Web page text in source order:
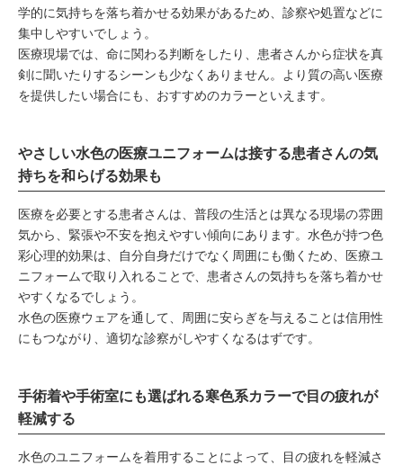
学的に気持ちを落ち着かせる効果があるため、診察や処置などに
集中しやすいでしょう。
医療現場では、命に関わる判断をしたり、患者さんから症状を真
剣に聞いたりするシーンも少なくありません。より質の高い医療
を提供したい場合にも、おすすめのカラーといえます。
やさしい水色の医療ユニフォームは接する患者さんの気
持ちを和らげる効果も
医療を必要とする患者さんは、普段の生活とは異なる現場の雰囲
気から、緊張や不安を抱えやすい傾向にあります。水色が持つ色
彩心理的効果は、自分自身だけでなく周囲にも働くため、医療ユ
ニフォームで取り入れることで、患者さんの気持ちを落ち着かせ
やすくなるでしょう。
水色の医療ウェアを通して、周囲に安らぎを与えることは信用性
にもつながり、適切な診察がしやすくなるはずです。
手術着や手術室にも選ばれる寒色系カラーで目の疲れが
軽減する
水色のユニフォームを着用することによって、目の疲れを軽減さ